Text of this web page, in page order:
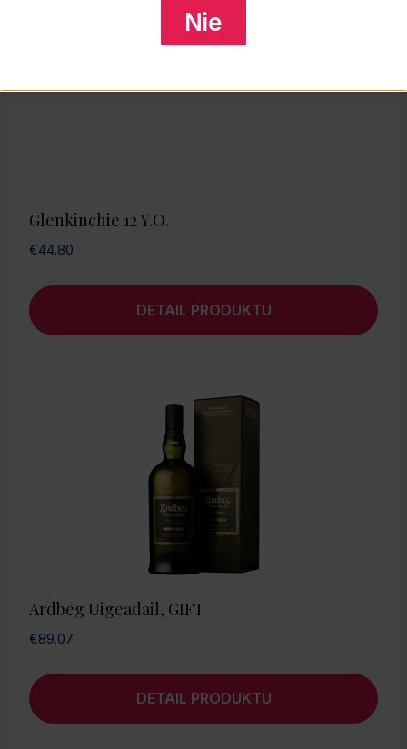
Glenkinchie 12 Y.O.
€44.80
DETAIL PRODUKTU
Ardbeg Uigeadail, GIFT
€89.07
DETAIL PRODUKTU
Nie